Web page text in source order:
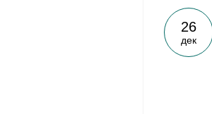
26
дек